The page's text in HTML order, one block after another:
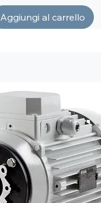
Aggiungi al carrello